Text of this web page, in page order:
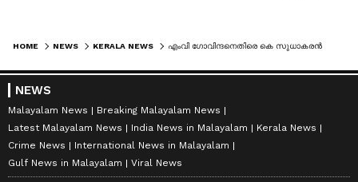
HOME NEWS KERALA NEWS
NEWS
Malayalam News
Breaking Malayalam News
Latest Malayalam News
India News in Malayalam
Kerala News
Crime News
International News in Malayalam
Gulf News in Malayalam
Viral News